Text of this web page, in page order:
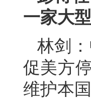
一家大
林剑
促美方
维护本